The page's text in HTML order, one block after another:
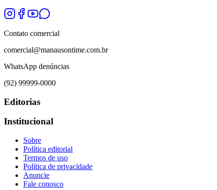
Contato comercial
comercial@manausontime.com.br
WhatsApp denúncias
(92) 99999-0000
Editorias
Institucional
Sobre
Política editorial
Termos de uso
Política de privacidade
Anuncie
Fale conosco